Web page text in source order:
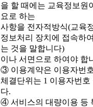
을 할 때에는 교육정보원
요로 하는
사항을 전자적방식(교육
정보처리 장치에 접속하
는 것을 말합니다)
이나 서면으로 하여야 합
③ 이용계약은 이용자번
체결단위는 1 이용자번호
다.
④ 서비스의 대량이용 등